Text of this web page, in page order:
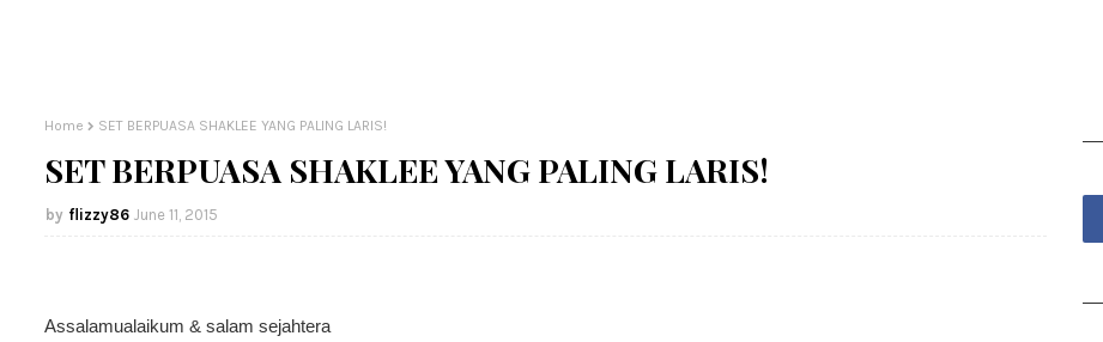
Home SET BERPUASA SHAKLEE YANG PALING LARIS!
SET BERPUASA SHAKLEE YANG PALING LARIS!
flizzy86 June 11, 2015
Assalamualaikum & salam sejahtera